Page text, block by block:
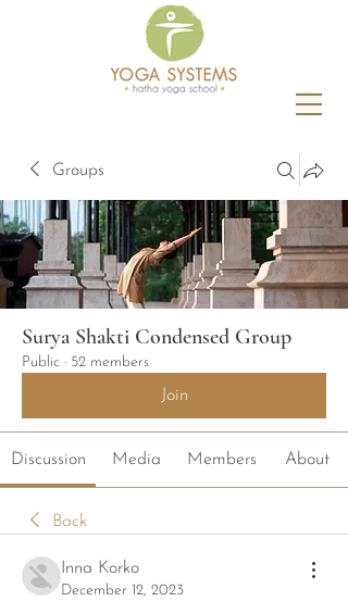
Groups
Surya Shakti Condensed Group
Public · 52 members
Join
Discussion Media Members About
Back
Inna Korko
December 12, 2023